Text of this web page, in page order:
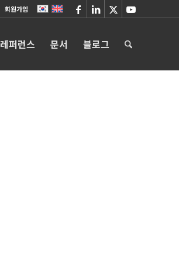
회원가입
레퍼런스 문서 블로그